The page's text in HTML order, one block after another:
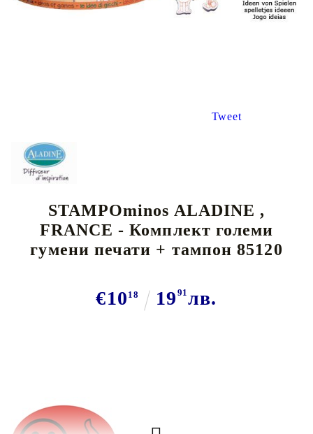
Tweet
STAMPOminos ALADINE ,
FRANCE - Комплект големи
гумени печати + тампон 85120
€10 18 19 91 лв.